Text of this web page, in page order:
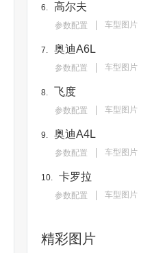
6. 高尔夫
参数配置 车型图片
7. 奥迪A6L
参数配置 车型图片
8. 飞度
参数配置 车型图片
9. 奥迪A4L
参数配置 车型图片
10. 卡罗拉
参数配置 车型图片
精彩图片